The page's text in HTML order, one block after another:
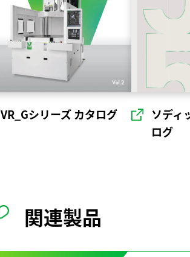
VR_Gシリーズ カタログ
ソディ
ログ
関連製品